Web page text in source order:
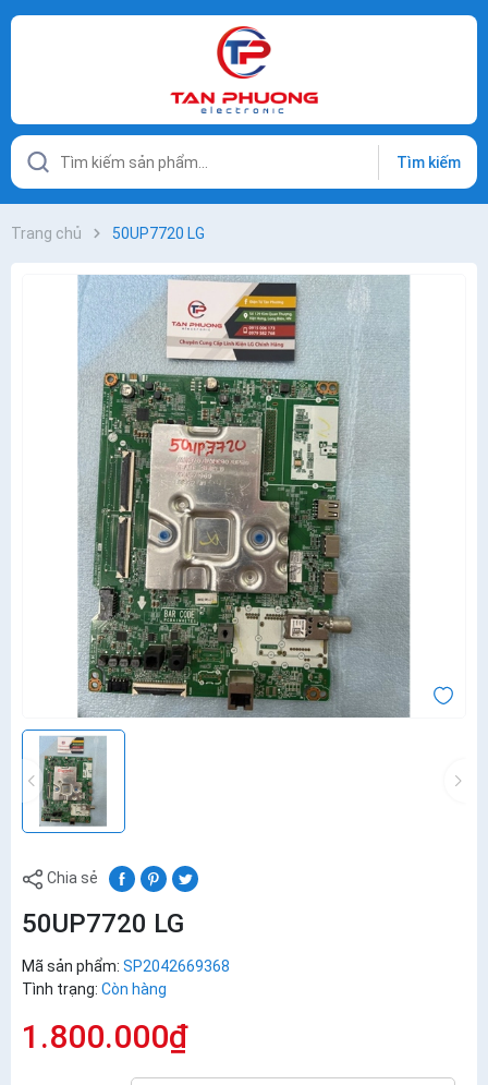
Tìm kiếm
Trang chủ 50UP7720 LG
Chia sẻ
50UP7720 LG
Mã sản phẩm: SP2042669368
Tình trạng: Còn hàng
1.800.000₫